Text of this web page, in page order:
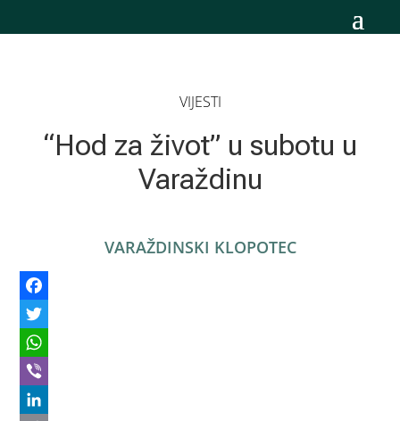
VIJESTI
“Hod za život” u subotu u
Varaždinu
VARAŽDINSKI KLOPOTEC